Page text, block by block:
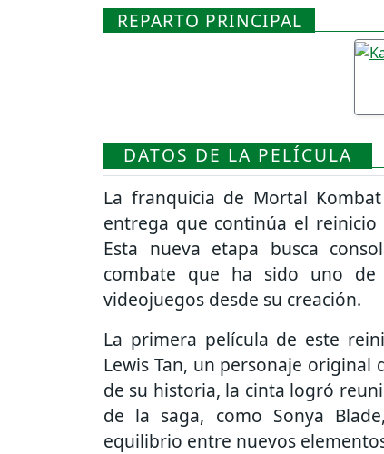
REPARTO PRINCIPAL
DATOS DE LA PELÍCULA
La franquicia de Mortal Kombat
entrega que continúa el
Esta nueva etapa busca
combate que ha sido uno
videojuegos desde su creación.
La primera película de este
Lewis Tan, un personaje original
de su historia, la cinta logró
de la saga, como Sonya
equilibrio entre nuevos